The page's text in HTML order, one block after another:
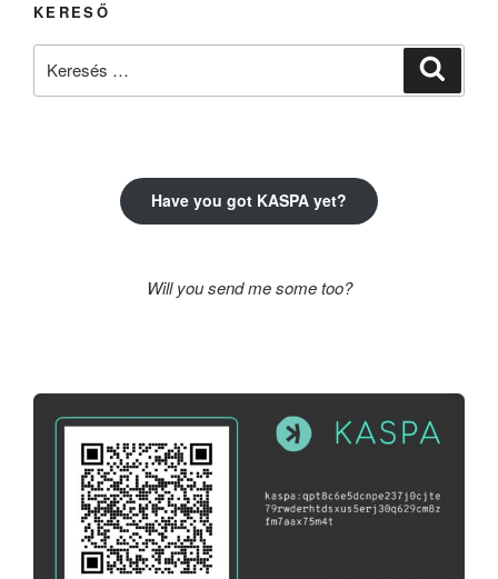
KERESŐ
Have you got KASPA yet?
Will you send me some too?